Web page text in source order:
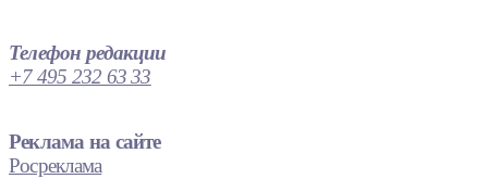
Телефон редакции
+7 495 232 63 33
Реклама на сайте
Росреклама